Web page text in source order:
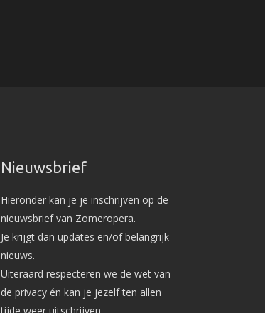
Nieuwsbrief
Hieronder kan je je inschrijven op de
nieuwsbrief van Zomeropera.
Je krijgt dan updates en/of belangrijk
nieuws.
Uiteraard respecteren we de wet van
de privacy én kan je jezelf ten allen